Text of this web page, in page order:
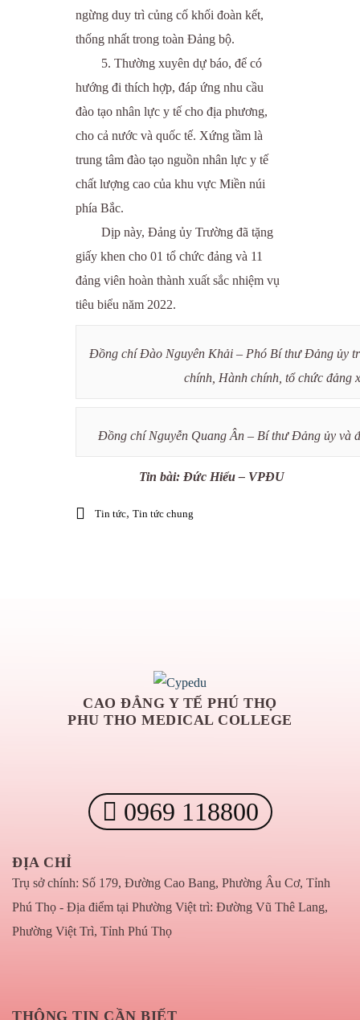
ngừng duy trì củng cố khối đoàn kết,
thống nhất trong toàn Đảng bộ.
5. Thường xuyên dự báo, để có
hướng đi thích hợp, đáp ứng nhu cầu
đào tạo nhân lực y tế cho địa phương,
cho cả nước và quốc tế. Xứng tầm là
trung tâm đào tạo nguồn nhân lực y tế
chất lượng cao của khu vực Miền núi
phía Bắc.
Dịp này, Đảng ủy Trường đã tặng
giấy khen cho 01 tổ chức đảng và 11
đảng viên hoàn thành xuất sắc nhiệm vụ
tiêu biểu năm 2022.
Đồng chí Đào Nguyên Khải – Phó Bí thư Đảng ủy
chính, Hành chính, tổ chức đảng
Đồng chí Nguyễn Quang Ân – Bí thư Đảng ủy và
Tin bài: Đức Hiểu – VPĐU
Tin tức, Tin tức chung
CAO ĐẲNG Y TẾ PHÚ THỌ
PHU THO MEDICAL COLLEGE
0969 118800
ĐỊA CHỈ
Trụ sở chính: Số 179, Đường Cao Bang, Phường Âu Cơ, Tỉnh
Phú Thọ - Địa điểm tại Phường Việt trì: Đường Vũ Thê Lang,
Phường Việt Trì, Tỉnh Phú Thọ
THÔNG TIN CẦN BIẾT